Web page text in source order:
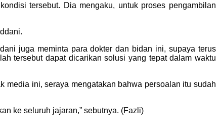
tersebut. Dia mengaku, untuk proses pengambilan
juga meminta para dokter dan bidan ini, supaya terus
tersebut dapat dicarikan solusi yang tepat dalam waktu
media ini, seraya mengatakan bahwa persoalan itu sudah
ke seluruh jajaran,” sebutnya. (Fazli)